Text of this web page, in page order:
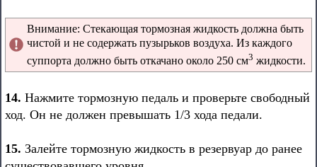
Внимание: Стекающая тормозная жидкость должна быть
чистой и не содержать пузырьков воздуха. Из каждого
суппорта должно быть откачано около 250 см3 жидкости.
14. Нажмите тормозную педаль и проверьте свободный
ход. Он не должен превышать 1/3 хода педали.
15. Залейте тормозную жидкость в резервуар до ранее